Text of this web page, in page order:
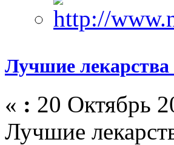
Лучшие
« : 20 Октябрь
Лучшие